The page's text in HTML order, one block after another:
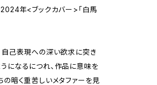
年<ブックカバー>「白馬
自己表現への深い欲求に突き
になるにつれ、作品に意味を
暗く重苦しいメタファーを見